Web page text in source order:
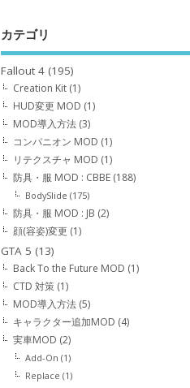
カテゴリ
Fallout 4 (195)
Creation Kit (1)
HUD変更 MOD (1)
MOD導入方法 (3)
コンパニオン MOD (1)
リテクスチャ MOD (1)
防具・服 MOD : CBBE (188)
BodySlide (175)
防具・服 MOD : JB (2)
顔(容姿)変更 (1)
GTA 5 (13)
Back To the Future MOD (1)
CTD 対策 (1)
MOD導入方法 (5)
キャラクター追加MOD (4)
実車MOD (2)
Add-On (1)
Replace (1)